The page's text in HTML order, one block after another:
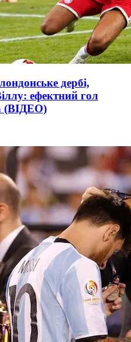
дербі,
ефектний гол
(ВІДЕО)